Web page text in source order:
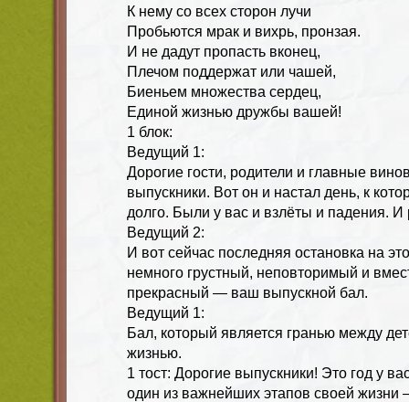
К нему со всех сторон лучи
Пробьются мрак и вихрь, пронзая.
И не дадут пропасть вконец,
Плечом поддержат или чашей,
Биеньем множества сердец,
Единой жизнью дружбы вашей!
1 блок:
Ведущий 1:
Дорогие гости, родители и главные
выпускники. Вот он и настал день, к
долго. Были у вас и взлёты и падения.
Ведущий 2:
И вот сейчас последняя остановка на
немного грустный, неповторимый и
прекрасный — ваш выпускной бал.
Ведущий 1:
Бал, который является гранью между
жизнью.
1 тост: Дорогие выпускники! Это год у
один из важнейших этапов своей жизни